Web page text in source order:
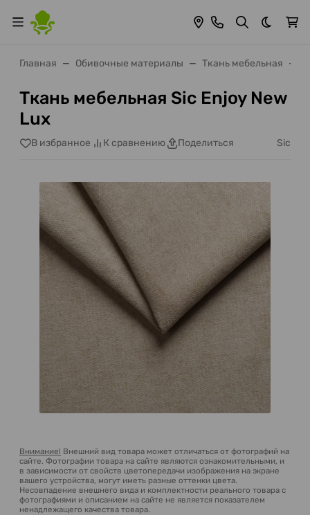
Темная
Главная Обивочные материалы Ткань мебельная
Ткань мебельная Sic Enjoy New
Lux
В избранное К сравнению Поделиться Sic
Внимание! Внешний вид товара может отличаться от фотографий на
сайте. Фотографии товара на сайте являются ознакомительными, и
в зависимости от свойств цветопередачи изображения на экране
вашего устройства, могут иметь разные оттенки цвета.
Несовпадение внешнего вида и комплектности реального товара с
фотографиями и описанием на сайте не является показателем
ненадлежащего качества товара.